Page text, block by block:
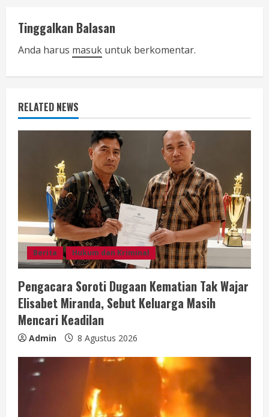
n
u
e
n
g
Tinggalkan Balasan
Anda harus masuk untuk berkomentar.
RELATED NEWS
Berita Hukum dan Kriminal
Pengacara Soroti Dugaan Kematian Tak Wajar
Elisabet Miranda, Sebut Keluarga Masih
Mencari Keadilan
Admin 8 Agustus 2026